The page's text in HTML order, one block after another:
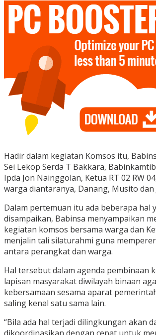
Hadir dalam kegiatan Komsos itu,
Sei Lekop Serda T Bakkara,
Ipda Jon Nainggolan, Ketua RT 02 RW
warga diantaranya, Danang, Musito dan
Dalam pertemuan itu ada beberapa hal
disampaikan, Babinsa menyampaikan
kegiatan komsos bersama warga dan
menjalin tali silaturahmi guna
antara perangkat dan warga.
Hal tersebut dalam agenda pembinaan
lapisan masyarakat diwilayah binaan
kebersamaan sesama aparat
saling kenal satu sama lain.
“Bila ada hal terjadi dilingkungan akan